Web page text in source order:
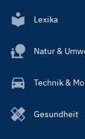
Lexika
Natur &
Technik &
Gesundheit